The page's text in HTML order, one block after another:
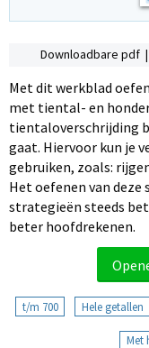
Downloadbare pdf
Met dit werkblad
met tiental- en
tientaloverschrijding
gaat. Hiervoor kun je
gebruiken, zoals:
Het oefenen van deze
strategieën steeds
beter hoofdrekenen.
t/m 700 Hele getallen
Met